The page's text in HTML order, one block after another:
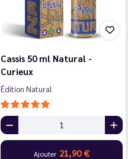
Cassis 50 ml Natural -
Curieux
Édition Natural
Ajouter 21,90 €